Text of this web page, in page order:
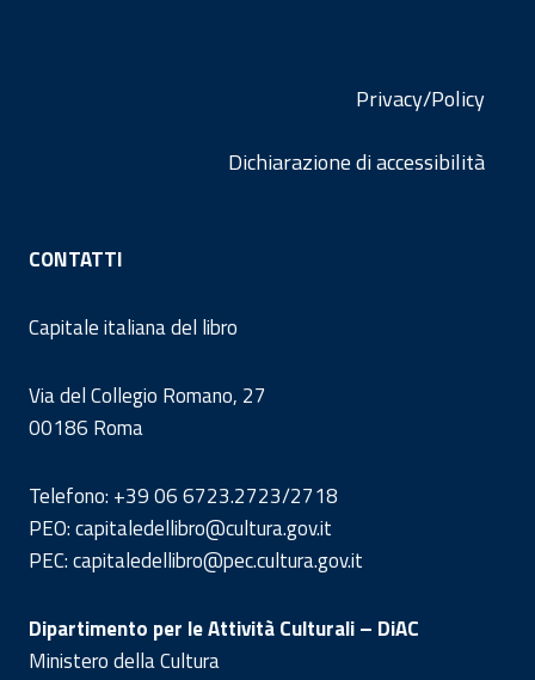
Privacy/Policy
Dichiarazione di accessibilità
CONTATTI
Capitale italiana del libro
Via del Collegio Romano, 27
00186 Roma
Telefono: +39 06 6723.2723/2718
PEO: capitaledellibro@cultura.gov.it
PEC: capitaledellibro@pec.cultura.gov.it
Dipartimento per le Attività Culturali – DiAC
Ministero della Cultura